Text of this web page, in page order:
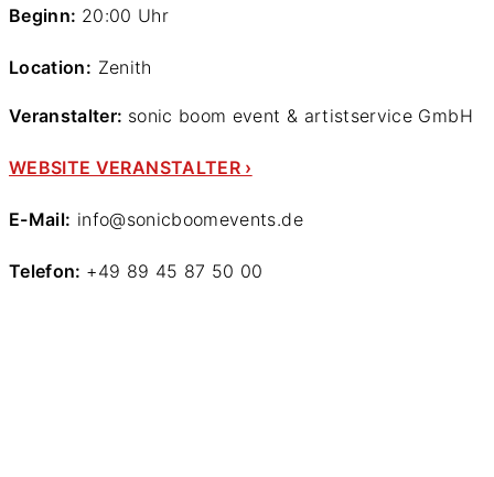
Beginn: 20:00 Uhr
Location: Zenith
Veranstalter: sonic boom event & artistservice GmbH
WEBSITE VERANSTALTER ›
E-Mail: info@sonicboomevents.de
Telefon: +49 89 45 87 50 00